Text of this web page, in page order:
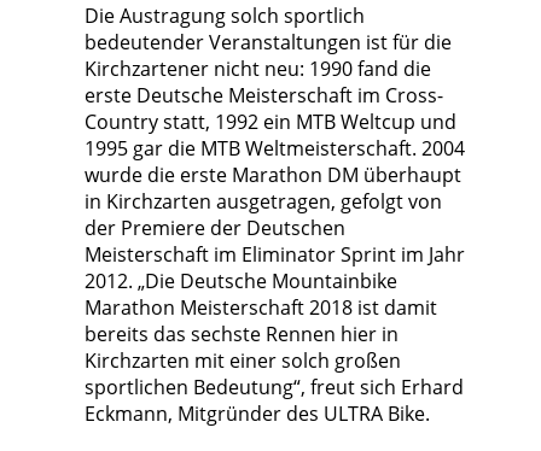
Die Austragung solch sportlich
bedeutender Veranstaltungen ist für die
Kirchzartener nicht neu: 1990 fand die
erste Deutsche Meisterschaft im Cross-
Country statt, 1992 ein MTB Weltcup und
1995 gar die MTB Weltmeisterschaft. 2004
wurde die erste Marathon DM überhaupt
in Kirchzarten ausgetragen, gefolgt von
der Premiere der Deutschen
Meisterschaft im Eliminator Sprint im Jahr
2012. „Die Deutsche Mountainbike
Marathon Meisterschaft 2018 ist damit
bereits das sechste Rennen hier in
Kirchzarten mit einer solch großen
sportlichen Bedeutung“, freut sich Erhard
Eckmann, Mitgründer des ULTRA Bike.